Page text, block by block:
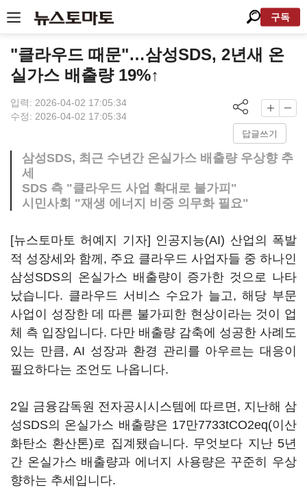
구독
"클라우드 때문"…삼성SDS, 2년새 온
실가스 배출량 19%↑
입력: 2026-04-02 17:05:34
수정: 2026-04-02 17:05:34
답글쓰기
삼성SDS, 최근 수년간 온실가스 배출량 우상향 추
세
SDS 측 "클라우드 사업 확대로 불가피"
시민사회 "재생 에너지 비중 의무화 필요"
[뉴스토마토 허예지 기자] 인공지능(AI) 산업의 폭발
적 성장세와 함께, 주요 클라우드 사업자들 중 하나인
삼성SDS의 온실가스 배출량이 증가한 것으로 나타
났습니다. 클라우드 서비스 수요가 늘고, 해당 부문
사업이 성장한 데 따른 불가피한 현상이라는 것이 업
체 측 입장입니다. 다만 배출량 감축에 성공한 사례도
있는 만큼, AI 성장과 환경 관리를 아우르는 대응이
필요하다는 조언도 나옵니다.
2일 금융감독원 전자공시시스템에 따르면, 지난해 삼
성SDS의 온실가스 배출량은 17만7733tCO2eq(이산
화탄소 환산톤)로 집계됐습니다. 무엇보다 지난 5년
간 온실가스 배출량과 에너지 사용량은 꾸준히 우상
향하는 추세입니다.